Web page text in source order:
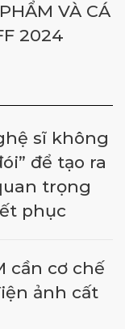
VÀ CÁ
2024
sĩ không
để tạo ra
trọng
phục
cần cơ chế
ảnh cất